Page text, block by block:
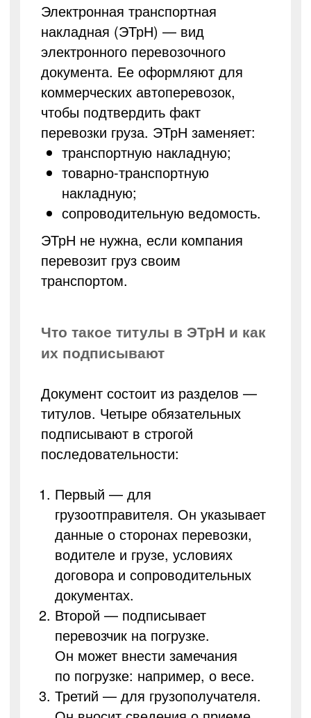
Электронная транспортная
накладная (ЭТрН) — вид
электронного перевозочного
документа. Ее оформляют для
коммерческих автоперевозок,
чтобы подтвердить факт
перевозки груза. ЭТрН заменяет:
транспортную накладную;
товарно-транспортную
накладную;
сопроводительную ведомость.
ЭТрН не нужна, если компания
перевозит груз своим
транспортом.
Что такое титулы в ЭТрН и как
их подписывают
Документ состоит из разделов —
титулов. Четыре обязательных
подписывают в строгой
последовательности:
Первый — для
грузоотправителя. Он указывает
данные о сторонах перевозки,
водителе и грузе, условиях
договора и сопроводительных
документах.
Второй — подписывает
перевозчик на погрузке.
Он может внести замечания
по погрузке: например, о весе.
Третий — для грузополучателя.